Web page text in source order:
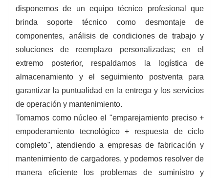
disponemos de un equipo técnico profesional que
brinda soporte técnico como desmontaje de
componentes, análisis de condiciones de trabajo y
soluciones de reemplazo personalizadas; en el
extremo posterior, respaldamos la logística de
almacenamiento y el seguimiento postventa para
garantizar la puntualidad en la entrega y los servicios
de operación y mantenimiento.
Tomamos como núcleo el "emparejamiento preciso +
empoderamiento tecnológico + respuesta de ciclo
completo", atendiendo a empresas de fabricación y
mantenimiento de cargadores, y podemos resolver de
manera eficiente los problemas de suministro y